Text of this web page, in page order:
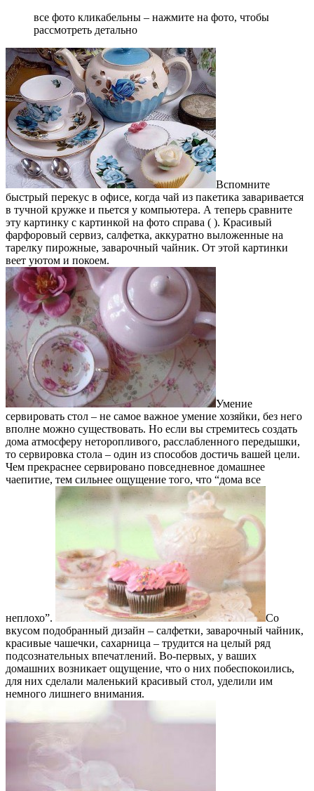
все фото кликабельны – нажмите на фото, чтобы
рассмотреть детально
Вспомните
быстрый перекус в офисе, когда чай из пакетика заваривается
в тучной кружке и пьется у компьютера. А теперь сравните
эту картинку с картинкой на фото справа ( ). Красивый
фарфоровый сервиз, салфетка, аккуратно выложенные на
тарелку пирожные, заварочный чайник. От этой картинки
веет уютом и покоем.
Умение
сервировать стол – не самое важное умение хозяйки, без него
вполне можно существовать. Но если вы стремитесь создать
дома атмосферу неторопливого, расслабленного передышки,
то сервировка стола – один из способов достичь вашей цели.
Чем прекраснее сервировано повседневное домашнее
чаепитие, тем сильнее ощущение того, что “дома все
неплохо”.
Со
вкусом подобранный дизайн – салфетки, заварочный чайник,
красивые чашечки, сахарница – трудится на целый ряд
подсознательных впечатлений. Во-первых, у ваших
домашних возникает ощущение, что о них побеспокоились,
для них сделали маленький красивый стол, уделили им
немного лишнего внимания.